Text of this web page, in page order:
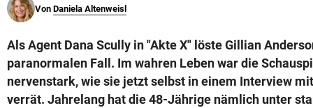
© Krone Multimedia GmbH & Co KG 2026
Von Daniela Altenweisl
Als Agent Dana Scully in "Akte X" löste Gillian
paranormalen Fall. Im wahren Leben war die
nervenstark, wie sie jetzt selbst in einem Interview
verrät. Jahrelang hat die 48-Jährige nämlich unter